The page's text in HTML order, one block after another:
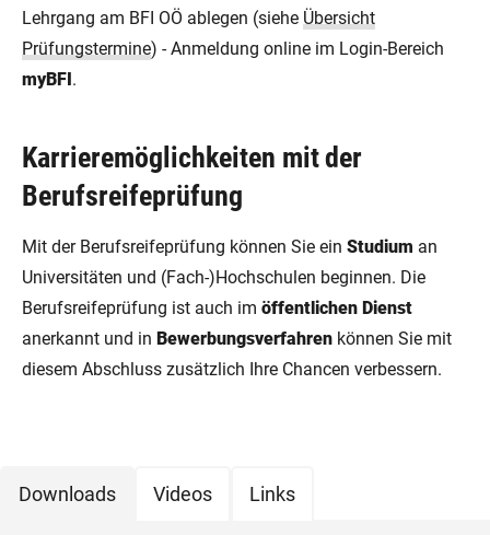
Lehrgang am BFI OÖ ablegen (siehe Übersicht
Prüfungstermine) - Anmeldung online im Login-Bereich
myBFI.
Karrieremöglichkeiten mit der
Berufsreifeprüfung
Mit der Berufsreifeprüfung können Sie ein Studium an
Universitäten und (Fach-)Hochschulen beginnen. Die
Berufsreifeprüfung ist auch im öffentlichen Dienst
anerkannt und in Bewerbungsverfahren können Sie mit
diesem Abschluss zusätzlich Ihre Chancen verbessern.
Downloads Videos Links